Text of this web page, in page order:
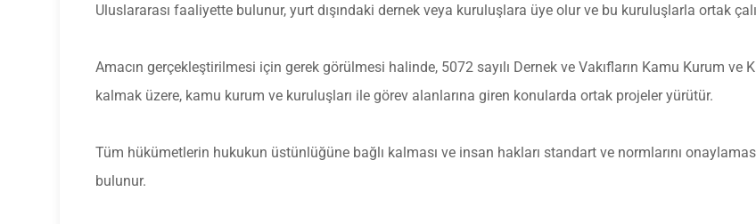
Uluslararası faaliyette bulunur, yurt dışındaki dernek veya kuruluşlara üye olur ve bu kuruluşlarla ortak
Amacın gerçekleştirilmesi için gerek görülmesi halinde, 5072 sayılı Dernek ve Vakıfların Kamu Kurum ve
kalmak üzere, kamu kurum ve kuruluşları ile görev alanlarına giren konularda ortak projeler yürütür.
Tüm hükümetlerin hukukun üstünlüğüne bağlı kalması ve insan hakları standart ve normlarını
bulunur.